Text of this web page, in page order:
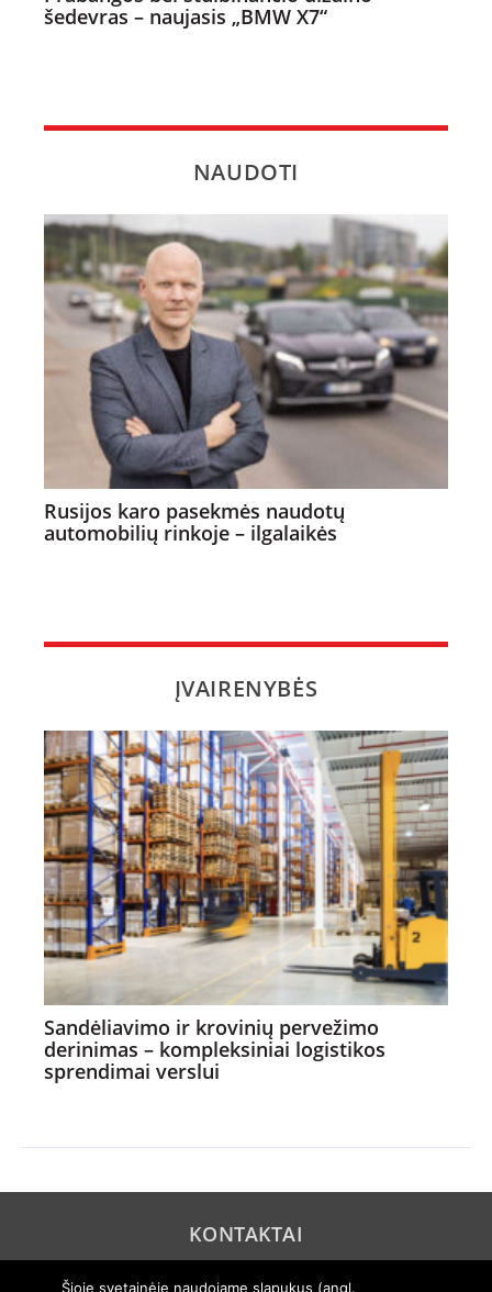
šedevras – naujasis „BMW X7“
NAUDOTI
Rusijos karo pasekmės naudotų
automobilių rinkoje – ilgalaikės
ĮVAIRENYBĖS
Sandėliavimo ir krovinių pervežimo
derinimas – kompleksiniai logistikos
sprendimai verslui
KONTAKTAI
Šioje svetainėje naudojame slapukus (angl.